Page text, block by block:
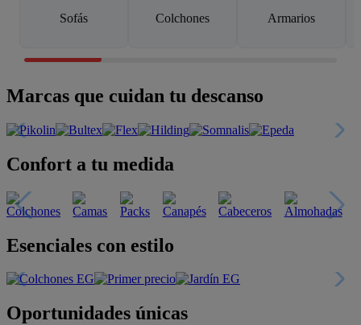
Sofás Colchones Armarios
Marcas que cuidan tu descanso
Confort a tu medida
Esenciales con estilo
Oportunidades únicas